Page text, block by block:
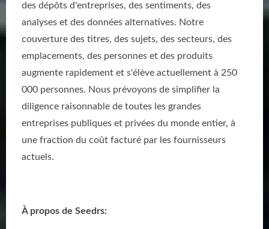
des dépôts d'entreprises, des sentiments, des
analyses et des données alternatives. Notre
couverture des titres, des sujets, des secteurs, des
emplacements, des personnes et des produits
augmente rapidement et s'élève actuellement à 250
000 personnes. Nous prévoyons de simplifier la
diligence raisonnable de toutes les grandes
entreprises publiques et privées du monde entier, à
une fraction du coût facturé par les fournisseurs
actuels.
À propos de Seedrs: